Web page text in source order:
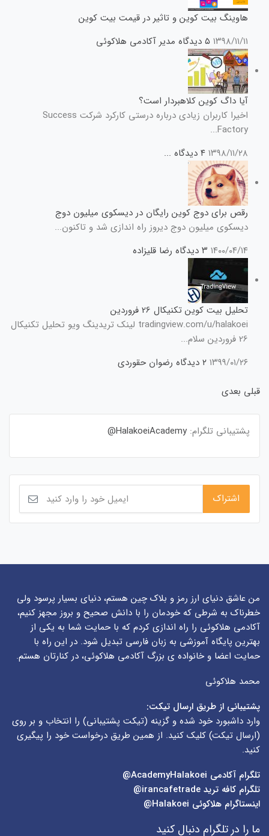
هاوینگ بیت کوین و تاثیر در قیمت بیت کوین
۱۳۹۸/۱۱/۱۱ ۵ دیدگاه مدیر آکادمی هلاکوئی
آیا داگ کوین کلاهبردار است؟
اخیرا کاربران زیادی درباره درستی کارکرد شرکت Success
Factory...
۱۳۹۸/۱۱/۲۸ ۴ دیدگاه ...
رقص برای دوج کوین رایگان در دیسکوی میلیون دوج
دیسکوی میلیون دوج دیروز راه اندازی شد و تاکنون...
۱۴۰۰/۰۴/۱۴ ۳ دیدگاه رضا قلیزاده
تحلیل بیت کوین تکنیکال 26 فروردین
tradingview.com/u/halakoei لینک تریدینگ ویو تحلیل تکنیکال
26 فروردین سلام...
۱۳۹۹/۰۱/۲۶ ۲ دیدگاه
رضوان حقوردی
قبلی بعدی
پشتیبانی تلگرام: HalakoeiAcademy@
من عاشق دنیای ارز رمز و بلاک چین هستم، دنیای بسیار پرسود ولی
خطرناک به شرطی که خودمان را با دانش صحیح و بروز مجهز کنیم،
آکادمی هلاکوئی را راه اندازی کردم که با حمایت شما به یکی از
بهترین پایگاه آموزشی به زبان فارسی تبدیل شود. در این راه با
حمایت اعضا و خانواده ی بزرگ آکادمی هلاکوئی، در کنارتان هستم.
محمد هلاکوئی
پشتیبانی از طریق ارسال تیکت:
وارد داشبورد خود شده و گزینه (تیکت پشتیبانی) را انتخاب و بر روی
(ارسال تیکت) کلیک کنید. از همین طریق درخواست خود را پیگیری
کنید.
تلگرام آکادمی
تلگرام کافه ترید irancafetrade@
اینستاگرام هلاکوئی Halakoei@
ما را در تلگرام دنبال کنید